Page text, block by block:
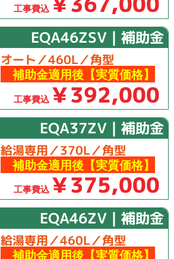
工事費込
EQA46ZSV｜補助金
オート／460L／角型
補助金適用後【実質価格】
工事費込 ￥392,000
EQA37ZV｜補助金
給湯専用／370L／角型
補助金適用後【実質価格】
工事費込 ￥375,000
EQA46ZV｜補助金
給湯専用／460L／角型
補助金適用後【実質価格】